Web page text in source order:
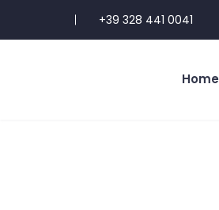
+39 328 441 0041
Home